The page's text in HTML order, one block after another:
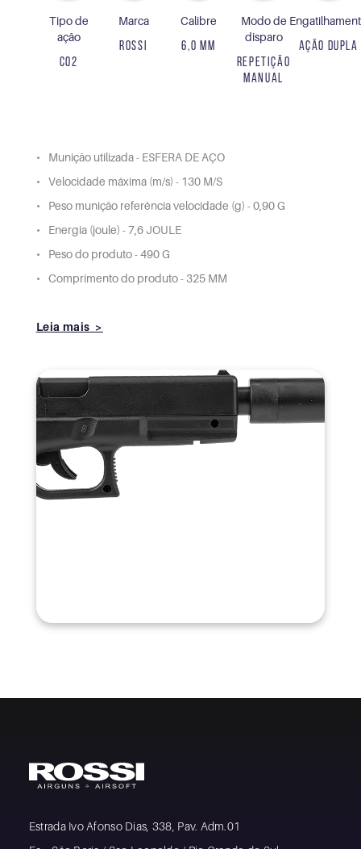
Tipo de
ação
CO2
Marca
ROSSI
Calibre
6,0 MM
Modo de
disparo
REPETIÇÃO
MANUAL
AÇÃO DUPLA
Munição utilizada - ESFERA DE AÇO
Velocidade máxima (m/s) - 130 M/S
Peso munição referência velocidade (g) - 0,90 G
Energia (joule) - 7,6 JOULE
Peso do produto - 490 G
Comprimento do produto - 325 MM
Leia mais >
Estrada Ivo Afonso Dias, 338, Pav. Adm.01